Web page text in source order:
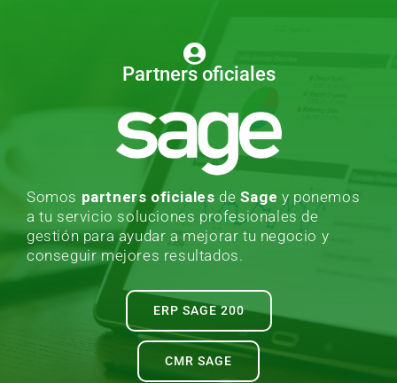
Partners oficiales
Somos partners oficiales de Sage y ponemos
a tu servicio soluciones profesionales de
gestión para ayudar a mejorar tu negocio y
conseguir mejores resultados.
ERP SAGE 200
CMR SAGE